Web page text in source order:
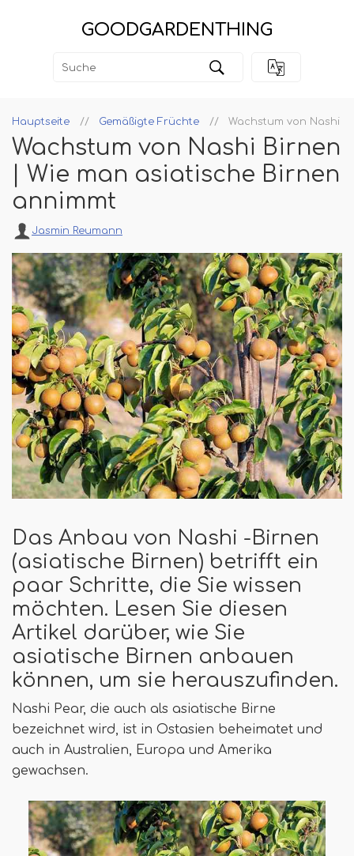
GOODGARDENTHING
Hauptseite Gemäßigte Früchte Wachstum von Nashi
Wachstum von Nashi Birnen
| Wie man asiatische Birnen
annimmt
Jasmin Reumann
Das Anbau von Nashi -Birnen
(asiatische Birnen) betrifft ein
paar Schritte, die Sie wissen
möchten. Lesen Sie diesen
Artikel darüber, wie Sie
asiatische Birnen anbauen
können, um sie herauszufinden.
Nashi Pear, die auch als asiatische Birne
bezeichnet wird, ist in Ostasien beheimatet und
auch in Australien, Europa und Amerika
gewachsen.